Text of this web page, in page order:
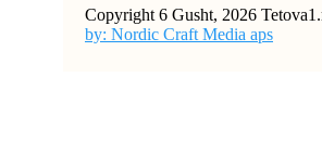
Copyright 6 Gusht, 2026
by: Nordic Craft Media aps